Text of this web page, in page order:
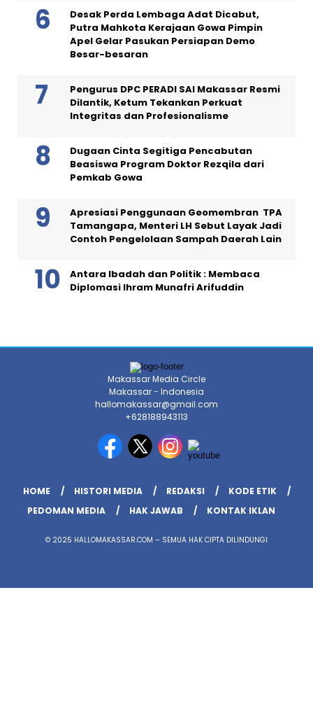
Desak Perda Lembaga Adat Dicabut,
Putra Mahkota Kerajaan Gowa Pimpin
Apel Gelar Pasukan Persiapan Demo
Besar-besaran
Pengurus DPC PERADI SAI Makassar Resmi
Dilantik, Ketum Tekankan Perkuat
Integritas dan Profesionalisme
Dugaan Cinta Segitiga Pencabutan
Beasiswa Program Doktor Rezqila dari
Pemkab Gowa
Apresiasi Penggunaan Geomembran TPA
Tamangapa, Menteri LH Sebut Layak Jadi
Contoh Pengelolaan Sampah Daerah Lain
Antara Ibadah dan Politik : Membaca
Diplomasi Ihram Munafri Arifuddin
Makassar Media Circle
Makassar - Indonesia
hallomakassar@gmail.com
+628188943113
HOME HISTORI MEDIA REDAKSI
KODE ETIK
PEDOMAN MEDIA
HAK JAWAB KONTAK IKLAN
© 2025 HALLOMAKASSAR.COM – SEMUA HAK CIPTA DILINDUNGI